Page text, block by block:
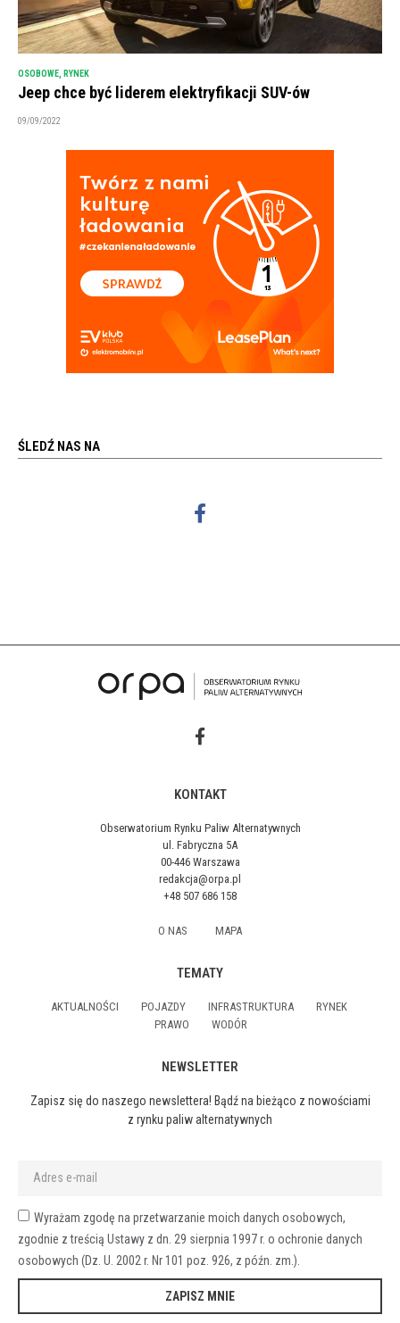
OSOBOWE RYNEK
Jeep chce być liderem elektryfikacji SUV-ów
09/09/2022
ŚLEDŹ NAS NA
KONTAKT
Obserwatorium Rynku Paliw Alternatywnych
ul. Fabryczna 5A
00-446 Warszawa
redakcja@orpa.pl
+48 507 686 158
O NAS MAPA
TEMATY
AKTUALNOŚCI POJAZDY INFRASTRUKTURA
RYNEK
PRAWO
WODÓR
NEWSLETTER
Zapisz się do naszego newslettera! Bądź na bieżąco z nowościami
z rynku paliw alternatywnych
Wyrażam zgodę na przetwarzanie moich danych osobowych,
zgodnie z treścią Ustawy z dn. 29 sierpnia 1997 r. o ochronie danych
osobowych (Dz. U. 2002 r. Nr 101 poz. 926, z późn. zm.).
ZAPISZ MNIE